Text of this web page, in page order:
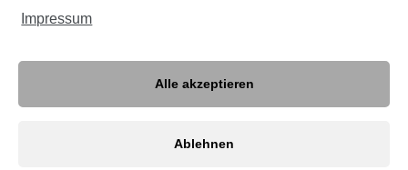
Impressum
Alle akzeptieren
Ablehnen